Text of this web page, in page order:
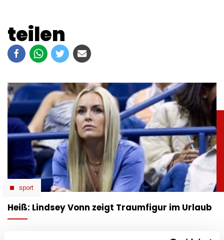
teilen
sport
Heiß: Lindsey Vonn zeigt Traumfigur im Urlaub